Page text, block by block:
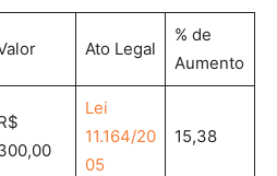
Ato Legal
% de
Aumento
Lei
11.164/20
05
15,38